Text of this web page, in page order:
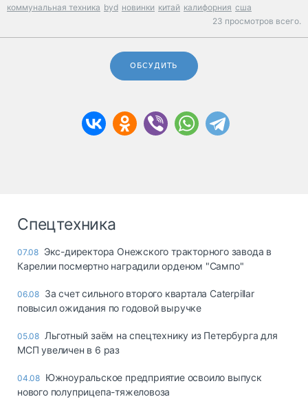
коммунальная техника byd новинки китай калифорния сша
23 просмотров всего.
ОБСУДИТЬ
Спецтехника
07.08 Экс-директора Онежского тракторного завода в
Карелии посмертно наградили орденом "Сампо"
06.08 За счет сильного второго квартала Caterpillar
повысил ожидания по годовой выручке
05.08 Льготный заём на спецтехнику из Петербурга для
МСП увеличен в 6 раз
04.08 Южноуральское предприятие освоило выпуск
нового полуприцепа-тяжеловоза